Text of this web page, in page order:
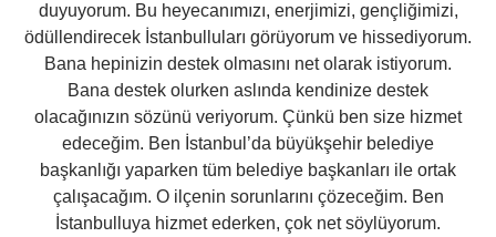
duyuyorum. Bu heyecanımızı, enerjimizi, gençliğimizi,
ödüllendirecek İstanbulluları görüyorum ve hissediyorum.
Bana hepinizin destek olmasını net olarak istiyorum.
Bana destek olurken aslında kendinize destek
olacağınızın sözünü veriyorum. Çünkü ben size hizmet
edeceğim. Ben İstanbul’da büyükşehir belediye
başkanlığı yaparken tüm belediye başkanları ile ortak
çalışacağım. O ilçenin sorunlarını çözeceğim. Ben
İstanbulluya hizmet ederken, çok net söylüyorum.